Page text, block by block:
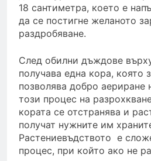
18 сантиметра, което е
да се постигне желаното
раздробяване.
След обилни дъждове
получава една кора, която
позволява добро аериране
този процес на
кората се отстранява и
получат нужните им
Растениевъдството е
процес, при който ако не